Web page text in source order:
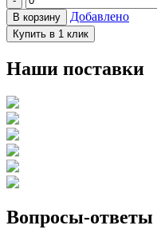
В корзину
Добавлено
Купить в 1 клик
Наши поставки
Вопросы-ответы